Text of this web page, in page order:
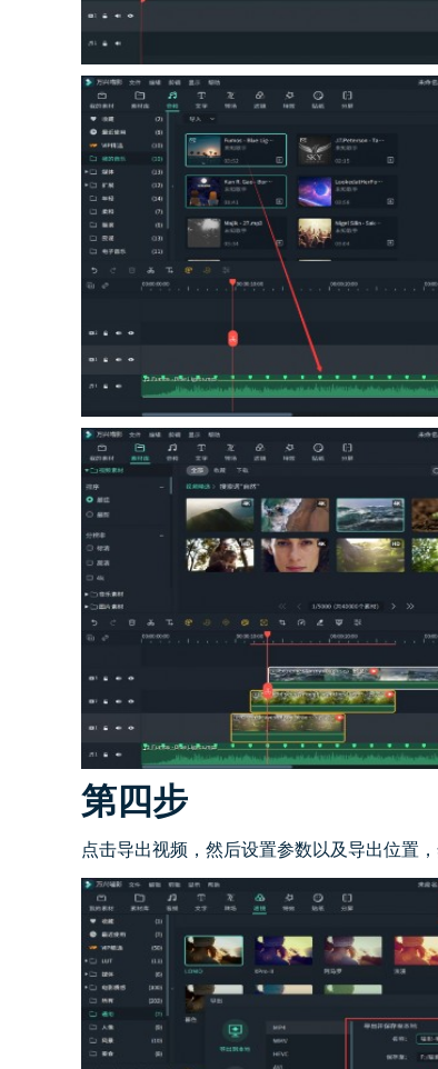
第四步
点击导出视频，然后设置参数以及导出位置